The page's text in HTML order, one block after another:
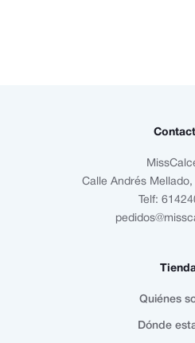
Calle Andrés
Telf:
Quiénes
Dónde